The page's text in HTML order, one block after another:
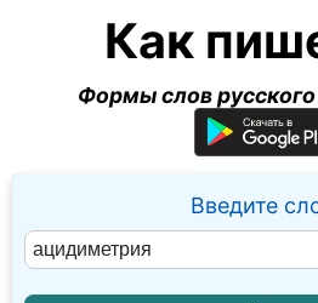
Как
Формы слов
Введите